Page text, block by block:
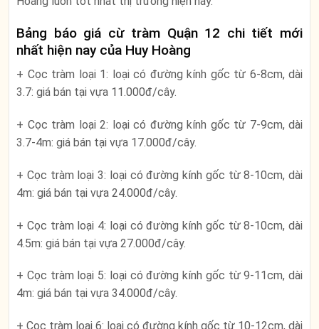
Bảng báo giá cừ tràm Quận 12 chi tiết mới
nhất hiện nay của Huy Hoàng
+ Cọc tràm loại 1: loại có đường kính gốc từ 6-8cm, dài
3.7: giá bán tại vựa 11.000đ/cây.
+ Cọc tràm loại 2: loại có đường kính gốc từ 7-9cm, dài
3.7-4m: giá bán tại vựa 17.000đ/cây.
+ Cọc tràm loại 3: loại có đường kính gốc từ 8-10cm, dài
4m: giá bán tại vựa 24.000đ/cây.
+ Cọc tràm loại 4: loại có đường kính gốc từ 8-10cm, dài
4.5m: giá bán tại vựa 27.000đ/cây.
+ Cọc tràm loại 5: loại có đường kính gốc từ 9-11cm, dài
4m: giá bán tại vựa 34.000đ/cây.
+ Cọc tràm loại 6: loại có đường kính gốc từ 10-12cm, dài